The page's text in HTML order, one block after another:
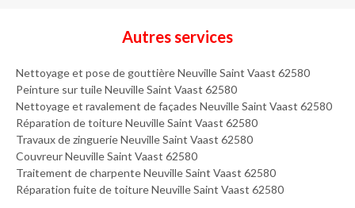
Autres services
Nettoyage et pose de gouttière Neuville Saint Vaast 62580
Peinture sur tuile Neuville Saint Vaast 62580
Nettoyage et ravalement de façades Neuville Saint Vaast 62580
Réparation de toiture Neuville Saint Vaast 62580
Travaux de zinguerie Neuville Saint Vaast 62580
Couvreur Neuville Saint Vaast 62580
Traitement de charpente Neuville Saint Vaast 62580
Réparation fuite de toiture Neuville Saint Vaast 62580